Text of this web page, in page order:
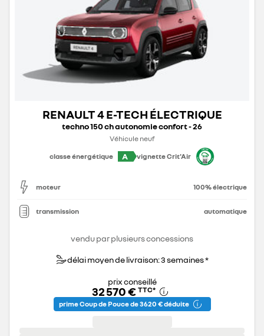
RENAULT 4 E-TECH ÉLECTRIQUE
techno 150 ch autonomie confort - 26
Véhicule neuf
classe énergétique
A vignette Crit'Air
moteur 100% électrique
transmission automatique
vendu par plusieurs concessions
délai moyen de livraison: 3 semaines *
prix conseillé
32 570 € TTC*
prime Coup de Pouce de 3 620 € déduite